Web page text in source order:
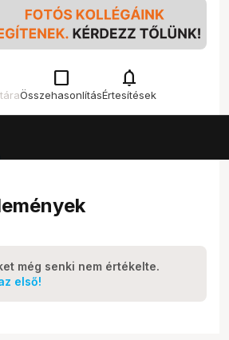
check_box_outline_blank
Összehasonlítás
notifications
Értesítések
még senki nem értékelte.
első!